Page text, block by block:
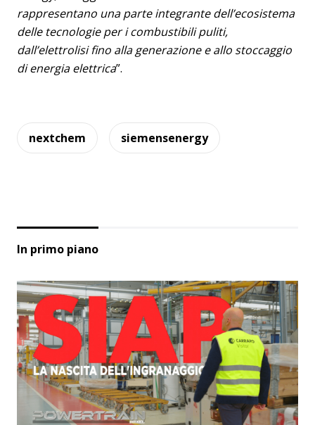
rappresentano una parte integrante dell’ecosistema
delle tecnologie per i combustibili puliti,
dall’elettrolisi fino alla generazione e allo stoccaggio
di energia elettrica”.
nextchem siemensenergy
In primo piano